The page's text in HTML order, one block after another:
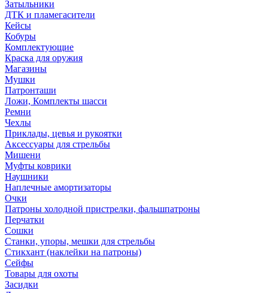
Затыльники
ДТК и пламегасители
Кейсы
Кобуры
Комплектующие
Краска для оружия
Магазины
Мушки
Патронташи
Ложи, Комплекты шасси
Ремни
Чехлы
Приклады, цевья и рукоятки
Аксессуары для стрельбы
Мишени
Муфты коврики
Наушники
Наплечные амортизаторы
Очки
Патроны холодной пристрелки, фальшпатроны
Перчатки
Сошки
Станки, упоры, мешки для стрельбы
Стикхант (наклейки на патроны)
Сейфы
Товары для охоты
Засидки